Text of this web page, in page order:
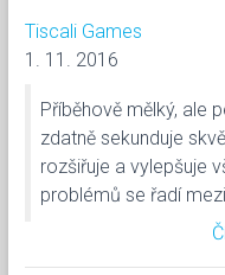
Tiscali Games
1. 11. 2016
Příběhově mělký, ale
zdatně sekunduje
rozšiřuje a vylepšuje
problémů se řadí